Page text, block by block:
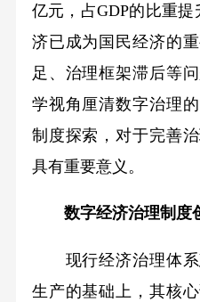
亿元，占GDP的比重
济已成为国民经济的
足、治理框架滞后等
学视角厘清数字治理
制度探索，对于完善
具有重要意义。
数字经济治理制度
现行经济治理体系
生产的基础上，其核